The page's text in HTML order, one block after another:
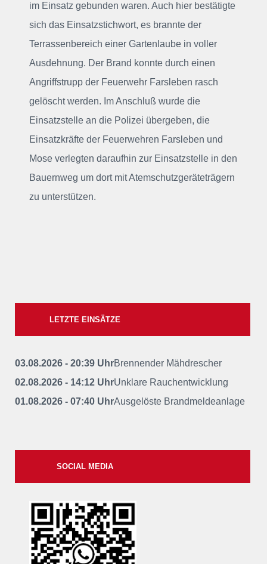
im Einsatz gebunden waren. Auch hier bestätigte
sich das Einsatzstichwort, es brannte der
Terrassenbereich einer Gartenlaube in voller
Ausdehnung. Der Brand konnte durch einen
Angriffstrupp der Feuerwehr Farsleben rasch
gelöscht werden. Im Anschluß wurde die
Einsatzstelle an die Polizei übergeben, die
Einsatzkräfte der Feuerwehren Farsleben und
Mose verlegten daraufhin zur Einsatzstelle in den
Bauernweg um dort mit Atemschutzgeräteträgern
zu unterstützen.
LETZTE EINSÄTZE
03.08.2026 - 20:39 UhrBrennender Mähdrescher
02.08.2026 - 14:12 UhrUnklare Rauchentwicklung
01.08.2026 - 07:40 UhrAusgelöste Brandmeldeanlage
SOCIAL MEDIA